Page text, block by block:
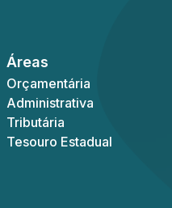
Áreas
Orçamentária
Administrativa
Tributária
Tesouro Estadual